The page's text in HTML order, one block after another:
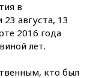
в
23 августа, 13
2016 года
лет.
кто был